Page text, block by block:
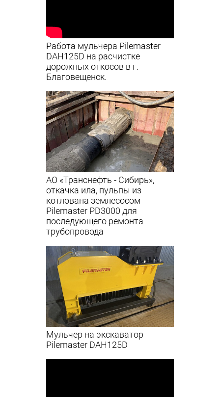
Работа мульчера Pilemaster
DAH125D на расчистке
дорожных откосов в г.
Благовещенск.
АО «Транснефть - Сибирь»,
откачка ила, пульпы из
котлована землесосом
Pilemaster PD3000 для
последующего ремонта
трубопровода
Мульчер на экскаватор
Pilemaster DAH125D